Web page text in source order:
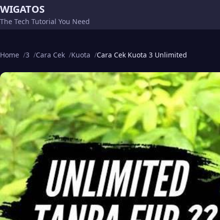
WIGATOS
The Tech Tutorial You Need
Home 3 Cara Cek Kuota Cara Cek Kuota 3 Unlimited